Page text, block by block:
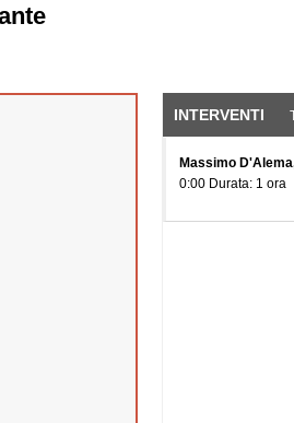
INTERVENTI
Massimo
0:00 Durata: 1 ora